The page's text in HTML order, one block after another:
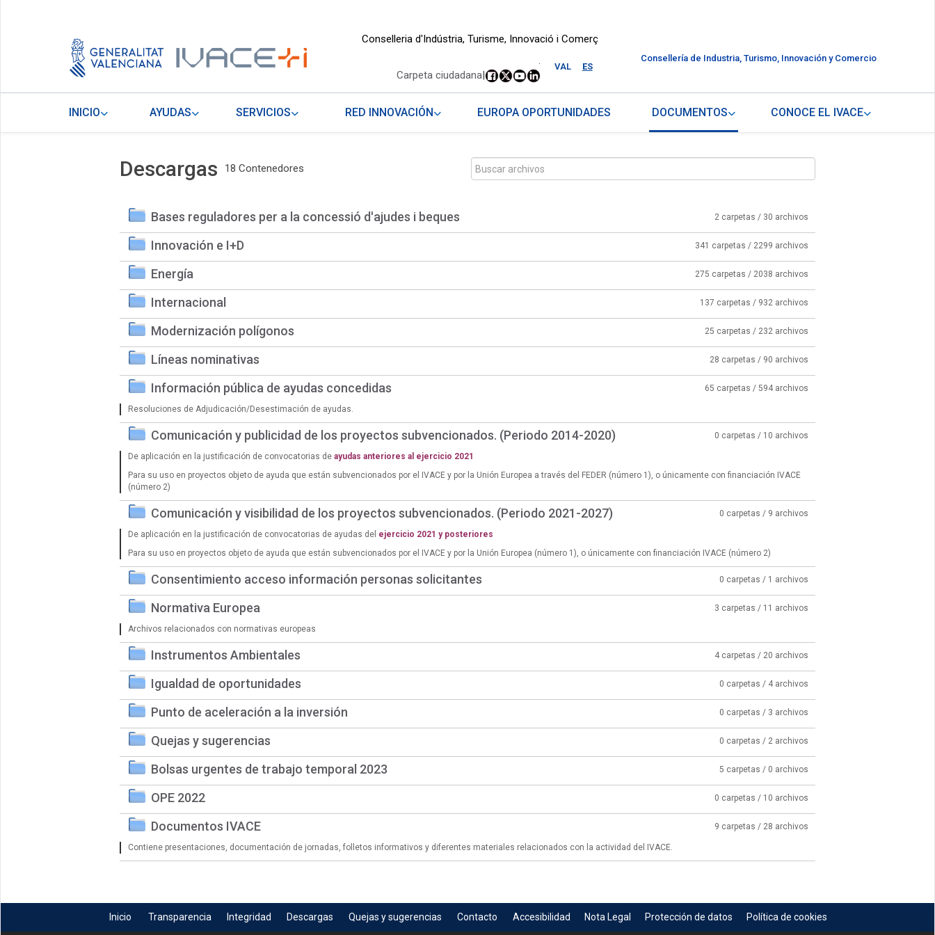
Conselleria d'Indústria, Turisme, Innovació i Comerç
VAL ES
.
Carpeta ciudadana|
Consellería de Industria, Turismo, Innovación y Comercio
INICIO AYUDAS SERVICIOS RED INNOVACIÓN EUROPA OPORTUNIDADES DOCUMENTOS CONOCE EL IVACE
Descargas 18 Contenedores
Bases reguladores per a la concessió d'ajudes i beques 2 carpetas / 30 archivos
Innovación e I+D 341 carpetas / 2299 archivos
Energía 275 carpetas / 2038 archivos
Internacional 137 carpetas / 932 archivos
Modernización polígonos 25 carpetas / 232 archivos
Líneas nominativas 28 carpetas / 90 archivos
Información pública de ayudas concedidas 65 carpetas / 594 archivos
Resoluciones de Adjudicación/Desestimación de ayudas.
Comunicación y publicidad de los proyectos subvencionados. (Periodo 2014-2020) 0 carpetas / 10 archivos
De aplicación en la justificación de convocatorias de ayudas anteriores al ejercicio 2021
Para su uso en proyectos objeto de ayuda que están subvencionados por el IVACE y por la Unión Europea a través del FEDER (número 1), o únicamente con financiación IVACE
(número 2)
Comunicación y visibilidad de los proyectos subvencionados. (Periodo 2021-2027) 0 carpetas / 9 archivos
De aplicación en la justificación de convocatorias de ayudas del ejercicio 2021 y posteriores
Para su uso en proyectos objeto de ayuda que están subvencionados por el IVACE y por la Unión Europea (número 1), o únicamente con financiación IVACE (número 2)
Consentimiento acceso información personas solicitantes 0 carpetas / 1 archivos
Normativa Europea 3 carpetas / 11 archivos
Archivos relacionados con normativas europeas
Instrumentos Ambientales 4 carpetas / 20 archivos
Igualdad de oportunidades 0 carpetas / 4 archivos
Punto de aceleración a la inversión 0 carpetas / 3 archivos
Quejas y sugerencias 0 carpetas / 2 archivos
Bolsas urgentes de trabajo temporal 2023 5 carpetas / 0 archivos
OPE 2022 0 carpetas / 10 archivos
Documentos IVACE 9 carpetas / 28 archivos
Contiene presentaciones, documentación de jornadas, folletos informativos y diferentes materiales relacionados con la actividad del IVACE.
Inicio Transparencia Integridad Descargas Quejas y sugerencias Contacto Accesibilidad Nota Legal Protección de datos Política de cookies